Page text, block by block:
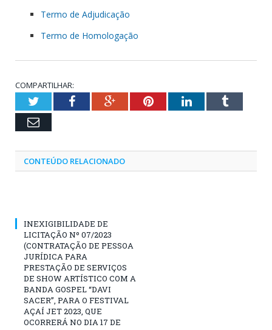
Termo de Adjudicação
Termo de Homologação
COMPARTILHAR:
TwitterFacebookGoogle+PinterestLinkedInTumblr
Email
CONTEÚDO RELACIONADO
INEXIGIBILIDADE DE
LICITAÇÃO Nº 07/2023
(CONTRATAÇÃO DE PESSOA
JURÍDICA PARA
PRESTAÇÃO DE SERVIÇOS
DE SHOW ARTÍSTICO COM A
BANDA GOSPEL “DAVI
SACER”, PARA O FESTIVAL
AÇAÍ JET 2023, QUE
OCORRERÁ NO DIA 17 DE